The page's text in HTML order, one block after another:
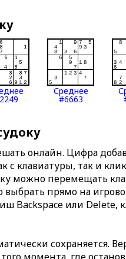
Среднее
#6663
онлайн. Цифра
с клавиатуры, так и
можно перемещать
прямо на
Backspace или Delete,
сохраняется.